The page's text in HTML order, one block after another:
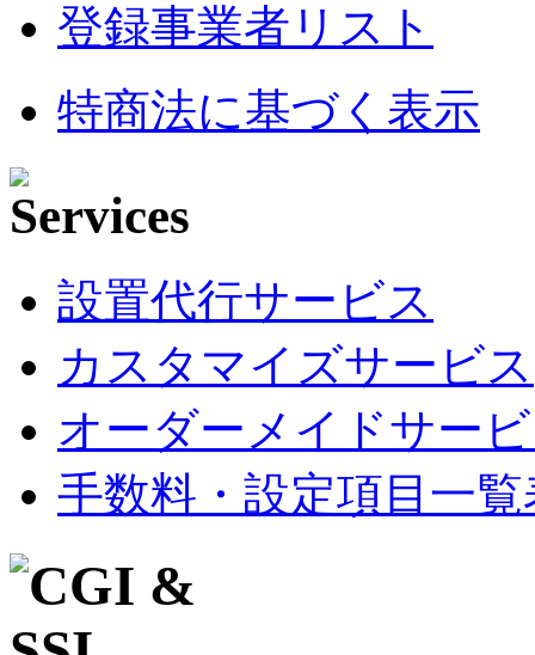
登録事業者リスト
特商法に基づく表示
設置代行サービス
カスタマイズサービス
オーダーメイドサー
手数料・設定項目一覧